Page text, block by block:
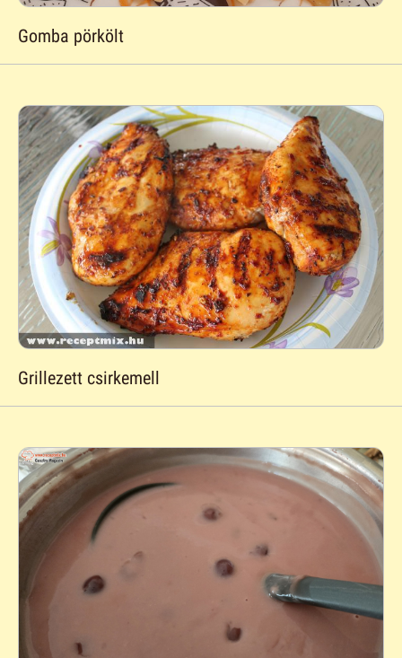
Gomba pörkölt
Grillezett csirkemell